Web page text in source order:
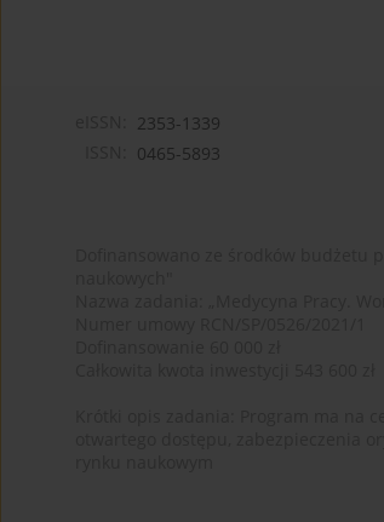
2353-1339
0465-5893